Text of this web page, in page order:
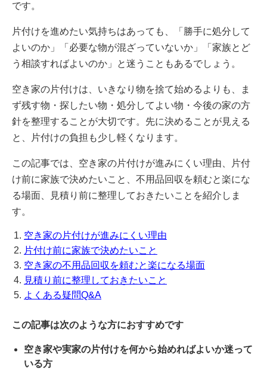
です。
片付けを進めたい気持ちはあっても、「勝手に処分して
よいのか」「必要な物が混ざっていないか」「家族とど
う相談すればよいのか」と迷うこともあるでしょう。
空き家の片付けは、いきなり物を捨て始めるよりも、ま
ず残す物・探したい物・処分してよい物・今後の家の方
針を整理することが大切です。先に決めることが見える
と、片付けの負担も少し軽くなります。
この記事では、空き家の片付けが進みにくい理由、片付
け前に家族で決めたいこと、不用品回収を頼むと楽にな
る場面、見積り前に整理しておきたいことを紹介しま
す。
空き家の片付けが進みにくい理由
片付け前に家族で決めたいこと
空き家の不用品回収を頼むと楽になる場面
見積り前に整理しておきたいこと
よくある疑問Q&A
この記事は次のような方におすすめです
空き家や実家の片付けを何から始めればよいか迷って
いる方